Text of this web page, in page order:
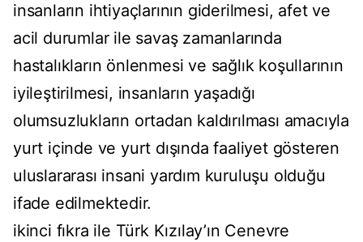
insanların ihtiyaçlarının giderilmesi, afet ve
acil durumlar ile savaş zamanlarında
hastalıkların önlenmesi ve sağlık koşullarının
iyileştirilmesi, insanların yaşadığı
olumsuzlukların ortadan kaldırılması amacıyla
yurt içinde ve yurt dışında faaliyet gösteren
uluslararası insani yardım kuruluşu olduğu
ifade edilmektedir.
ikinci fıkra ile Türk Kızılay’ın Cenevre